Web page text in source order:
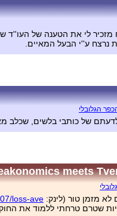
לי את הטענה של העו''ד
נרצח ע''י הבעל המאיים.
הגלובלי
של כותבי בלשים, שכלב
meets
לא מזמן טור (לינק: loss-ave...
שטרם טרחתי ללמוד את